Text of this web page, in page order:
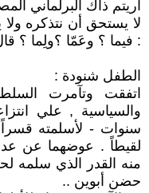
أريتم ذاك البرلماني
لا يستحق أن نتذكره
: فيما ؟ وعَمّا ؟ولِما ؟
الطفل شنودة :
اتفقت وتآمرت
سنوات - لأسلمته قسراً
لقيطاً . عوضهما عن
منه القدر الذي سلمه
حضن أبوين ..